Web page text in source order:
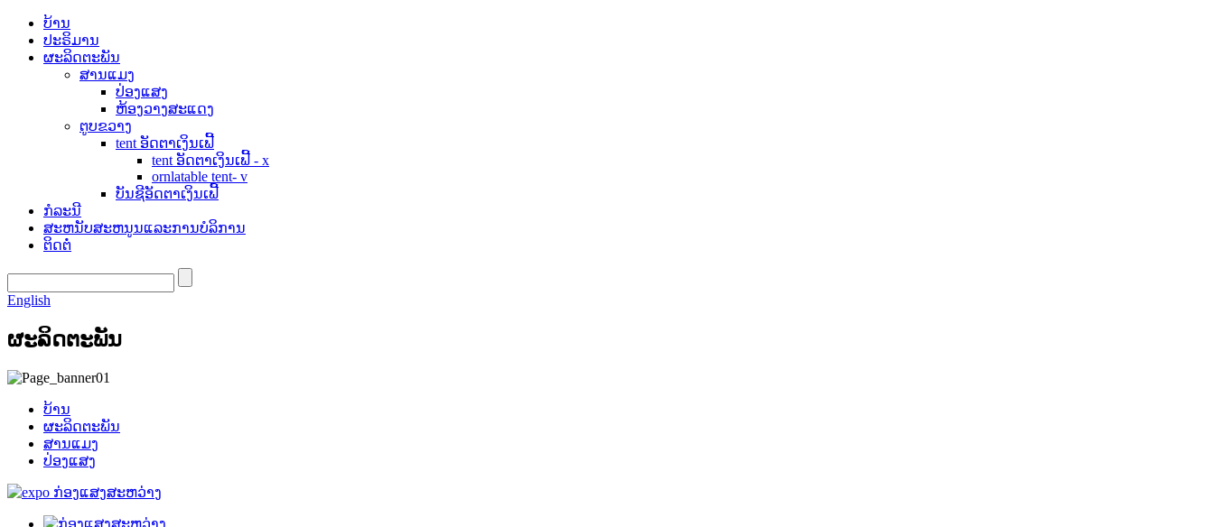
ບ້ານ
ປະຣິມານ
ຜະລິດຕະພັນ
ສານແມງ
ປ່ອງແສງ
ຫ້ອງວາງສະແດງ
ຕູບຂວາງ
tent ອັດຕາເງິນເຟີ້
tent ອັດຕາເງິນເຟີ້ - x
ornlatable tent- v
ບັນຊີອັດຕາເງິນເຟີ້
ກໍລະນີ
ສະຫນັບສະຫນູນແລະການບໍລິການ
ຕິດຕໍ່
English
ຜະລິດຕະພັນ
ບ້ານ
ຜະລິດຕະພັນ
ສານແມງ
ປ່ອງແສງ